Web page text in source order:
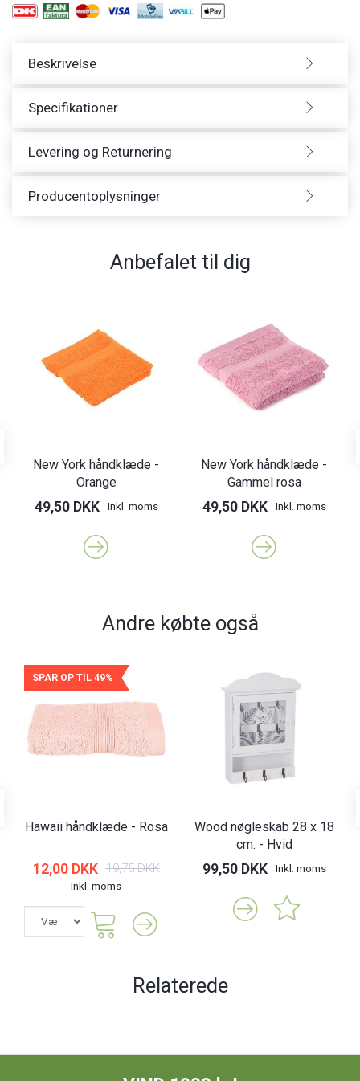
Beskrivelse
Specifikationer
Levering og Returnering
Producentoplysninger
Anbefalet til dig
New York håndklæde -
Orange
49,50 DKK Inkl. moms
New York håndklæde -
Gammel rosa
49,50 DKK Inkl. moms
Andre købte også
SPAR OP TIL 49%
Hawaii håndklæde - Rosa
12,00 DKK 19,75 DKK
Inkl. moms
Wood nøgleskab 28 x 18
cm. - Hvid
99,50 DKK Inkl. moms
Relaterede